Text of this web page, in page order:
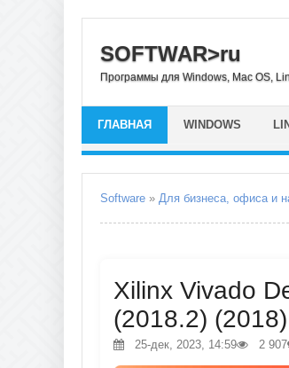
SOFTWAR>ru
Программы для Windows, Mac OS,
ГЛАВНАЯ WINDOWS
Software » Для бизнеса, офиса и
Xilinx Vivado
(2018.2)
25-дек, 2023, 14:59 2 907